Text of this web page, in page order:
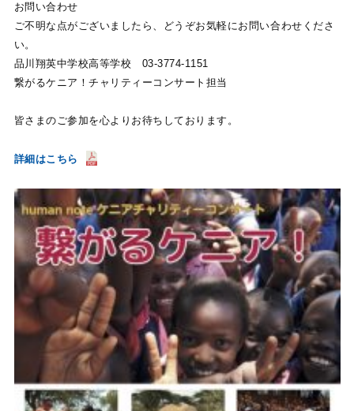
お問い合わせ
ご不明な点がございましたら、どうぞお気軽にお問い合わせくださ
い。
品川翔英中学校高等学校 03-3774-1151
繋がるケニア！チャリティーコンサート担当
皆さまのご参加を心よりお待ちしております。
詳細はこちら